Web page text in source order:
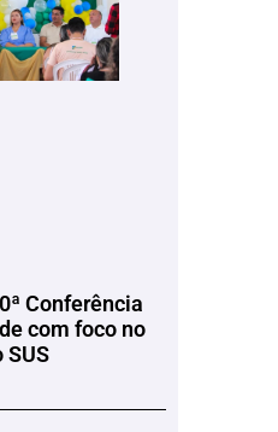
Conferência
com foco no